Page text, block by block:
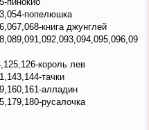
156,170 (2).
попелюшка
книга джунглей
король лев
тачки
алладин
русалочка